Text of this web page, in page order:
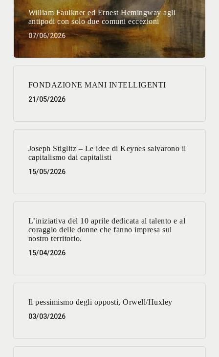
William Faulkner ed Ernest Hemingway agli
antipodi con solo due comuni eccezioni
07/06/2026
FONDAZIONE MANI INTELLIGENTI
21/05/2026
Joseph Stiglitz – Le idee di Keynes salvarono il
capitalismo dai capitalisti
15/05/2026
L’iniziativa del 10 aprile dedicata al talento e al
coraggio delle donne che fanno impresa sul
nostro territorio.
15/04/2026
Il pessimismo degli opposti, Orwell/Huxley
03/03/2026